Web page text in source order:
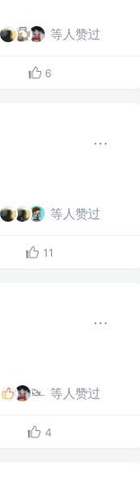
等人赞过
6
等人赞过
11
等人赞过
4